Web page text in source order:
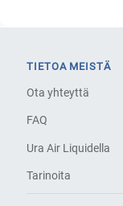
TIETOA MEISTÄ
Ota yhteyttä
FAQ
Ura Air Liquidella
Tarinoita